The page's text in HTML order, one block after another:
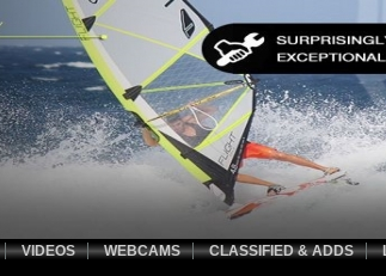
VIDEOS WEBCAMS CLASSIFIED & ADDS